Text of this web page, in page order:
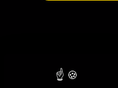
MENTIONS